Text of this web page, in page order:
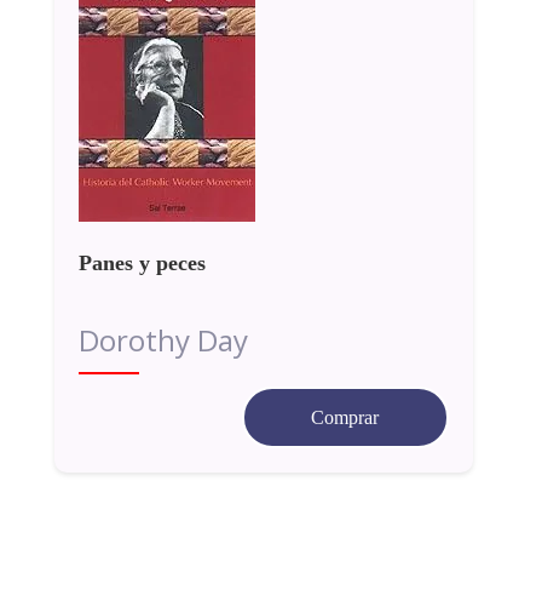
Panes y peces
Dorothy Day
Comprar